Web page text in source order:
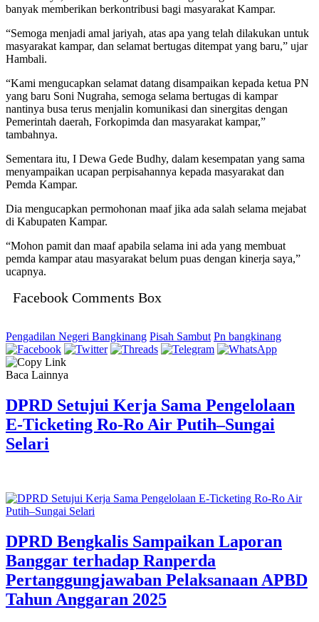
banyak memberikan berkontribusi bagi masyarakat Kampar.
“Semoga menjadi amal jariyah, atas apa yang telah dilakukan untuk
masyarakat kampar, dan selamat bertugas ditempat yang baru,” ujar
Hambali.
“Kami mengucapkan selamat datang disampaikan kepada ketua PN
yang baru Soni Nugraha, semoga selama bertugas di kampar
nantinya busa terus menjalin komunikasi dan sinergitas dengan
Pemerintah daerah, Forkopimda dan masyarakat kampar,”
tambahnya.
Sementara itu, I Dewa Gede Budhy, dalam kesempatan yang sama
menyampaikan ucapan perpisahannya kepada masyarakat dan
Pemda Kampar.
Dia mengucapkan permohonan maaf jika ada salah selama mejabat
di Kabupaten Kampar.
“Mohon pamit dan maaf apabila selama ini ada yang membuat
pemda kampar atau masyarakat belum puas dengan kinerja saya,”
ucapnya.
Facebook Comments Box
Pengadilan Negeri Bangkinang Pisah Sambut Pn bangkinang
Baca Lainnya
DPRD Setujui Kerja Sama Pengelolaan
E-Ticketing Ro-Ro Air Putih–Sungai
Selari
DPRD Bengkalis Sampaikan Laporan
Banggar terhadap Ranperda
Pertanggungjawaban Pelaksanaan APBD
Tahun Anggaran 2025